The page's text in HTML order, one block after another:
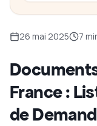
26 mai 2025 7
France :
de